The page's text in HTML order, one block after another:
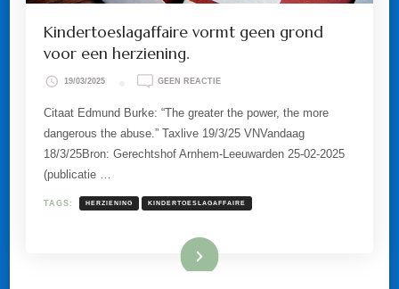
Kindertoeslagaffaire vormt geen grond
voor een herziening.
19/03/2025 GEEN REACTIEOP
VORMT
GROND
EEN
Citaat Edmund Burke: “The greater the power, the more
dangerous the abuse.” Taxlive 19/3/25 VNVandaag
18/3/25Bron: Gerechtshof Arnhem-Leeuwarden 25-02-2025
(publicatie …
TAGS: HERZIENING KINDERTOESLAGAFFAIRE
Lees meer